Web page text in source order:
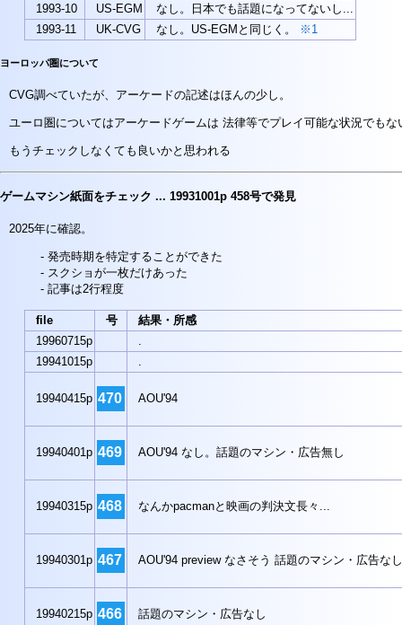
1993-10
US-EGM
なし。日本でも話題になってないし...
1993-11
UK-CVG なし。US-EGMと同じく。 ※1
ヨーロッパ圏について
CVG調べていたが、アーケードの記述はほんの少し。
ユーロ圏についてはアーケードゲームは 法律等でプレイ可能な状況でも
もうチェックしなくても良いかと思われる
ゲームマシン紙面をチェック ... 19931001p 458号で発見
2025年に確認。
発売時期を特定することができた
スクショが一枚だけあった
記事は2行程度
file 号
結果・所感
19960715p
19941015p
19940415p 470 AOU'94
19940401p 469 AOU'94 なし。話題のマシン・広告無し
19940315p 468 なんかpacmanと映画の判決文長々...
19940301p 467 AOU'94 preview なさそう 話題のマシン・広告なし
19940215p 466 話題のマシン・広告なし